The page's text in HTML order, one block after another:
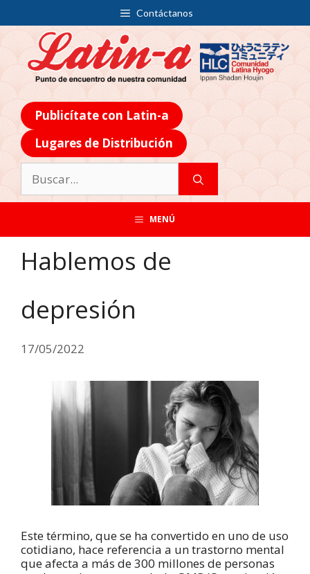
Contáctanos
Publicítate con Latin-a
Lugares de Distribución
MENÚ
Hablemos de
depresión
17/05/2022
Este término, que se ha convertido en uno de uso
cotidiano, hace referencia a un trastorno mental
que afecta a más de 300 millones de personas